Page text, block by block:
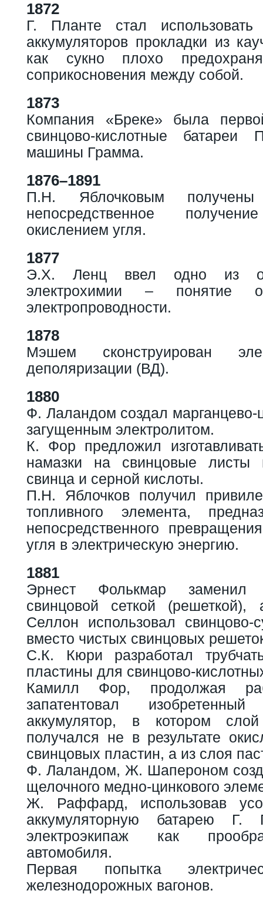
1872
Г. Планте стал использовать
аккумуляторов прокладки из
как сукно плохо
соприкосновения между собой.
1873
Компания «Бреке» была
свинцово-кислотные
машины Грамма.
1876–1891
П.Н. Яблочковым
непосредственное
окислением угля.
1877
Э.Х. Ленц ввел одно из
электрохимии – понятие
электропроводности.
1878
Мэшем сконструирован
деполяризации (ВД).
1880
Ф. Лаландом создал марганцево-
загущенным электролитом.
К. Фор предложил
намазки на свинцовые листы
свинца и серной кислоты.
П.Н. Яблочков получил
топливного элемента,
непосредственного
угля в электрическую энергию.
1881
Эрнест Фолькмар заменил
свинцовой сеткой
Селлон использовал свинцово-
вместо чистых свинцовых
С.К. Кюри разработал
пластины для свинцово-
Камилл Фор, продолжая
запатентовал
аккумулятор, в котором
получался не в результате
свинцовых пластин, а из слоя
Ф. Лаландом, Ж. Шапероном
щелочного медно-цинкового
Ж. Раффард, использовав
аккумуляторную батарею Г.
электроэкипаж как
автомобиля.
Первая попытка
железнодорожных вагонов.